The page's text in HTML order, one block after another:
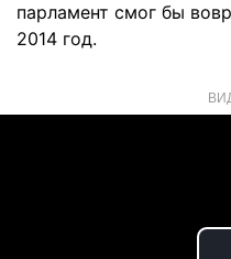
парламент смог бы
2014 год.